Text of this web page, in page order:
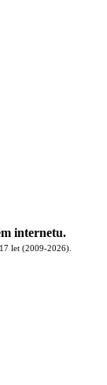
internetu.
let (2009-2026).